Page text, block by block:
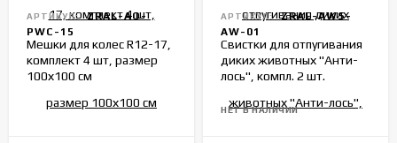
АРТИКУЛ: ZRAL-AO-
PWC-15
Мешки для колес R12-17,
комплект 4 шт, размер
100х100 см
АРТИКУЛ:
ZRAL-AWS-
AW-01
Свистки для отпугивания
диких животных "Анти-
лось", компл. 2 шт.
НЕТ В НАЛИЧИИ